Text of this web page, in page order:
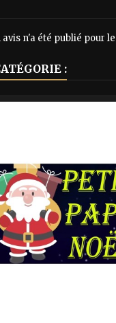
avis n'a été publié pour
: